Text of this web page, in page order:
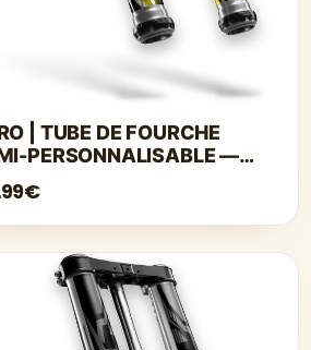
| TUBE DE FOURCHE
PERSONNALISABLE —